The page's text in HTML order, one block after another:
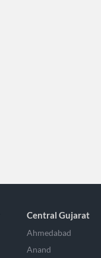
Central Gujarat
Ahmedabad
Anand